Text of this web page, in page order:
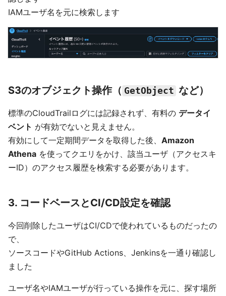
IAMユーザ名を元に検索します
S3のオブジェクト操作（ GetObject など）
標準のCloudTrailログには記録されず、有料の データイ
ベント が有効でないと見えません。
有効にして一定期間データを取得した後、 Amazon
Athena を使ってクエリをかけ、該当ユーザ（アクセスキ
ーID）のアクセス履歴を検索する必要があります。
3. コードベースとCI/CD設定を確認
今回削除したユーザはCI/CDで使われているものだったの
で、
ソースコードやGitHub Actions、Jenkinsを一通り確認し
ました
ユーザ名やIAMユーザが行っている操作を元に、探す場所